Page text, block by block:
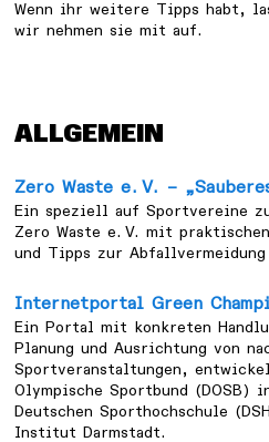
Wenn ihr weitere Tipps habt,
wir nehmen sie mit auf.
ALLGEMEIN
Zero Waste e. V. –
Ein speziell auf Sportvereine
Zero Waste e. V. mit
und Tipps zur
Internetportal Green
Ein Portal mit konkreten
Planung und Ausrichtung von
Sportveranstaltungen,
Olympische Sportbund (DOSB)
Deutschen Sporthochschule
Institut Darmstadt.